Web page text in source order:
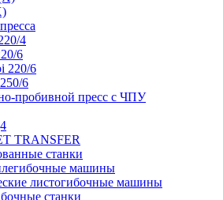
4
6
220/6
6
пробивной пресс с ЧПУ
TRANSFER
станки
машины
листогибочные машины
станки